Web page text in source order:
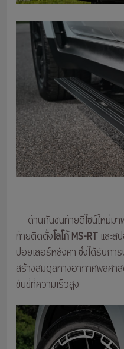
ด้านกันชนท้ายดีไซน์ใหม่ม
ท้ายติดตั้งโลโก้ MS-RT และส
ปอยเลอร์หลังคา ซึ่งได้รับก
สร้างสมดุลทางอากาศพลศา
ขับขี่ที่ความเร็วสูง